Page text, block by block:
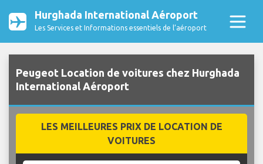
Hurghada International Aéroport
Les Services et Informations essentiels de l’aéroport
Peugeot Location de voitures chez Hurghada
International Aéroport
LES MEILLEURES PRIX DE LOCATION DE
VOITURES